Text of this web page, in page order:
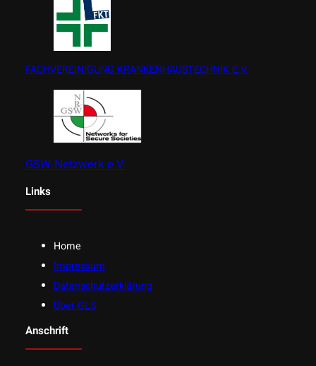
FACHVEREINIGUNG KRANKENHAUSTECHNIK E.V.
GSW-Netzwerk e.V.
Links
Home
Impressum
Datenschutzerklärung
Über GLS
Anschrift